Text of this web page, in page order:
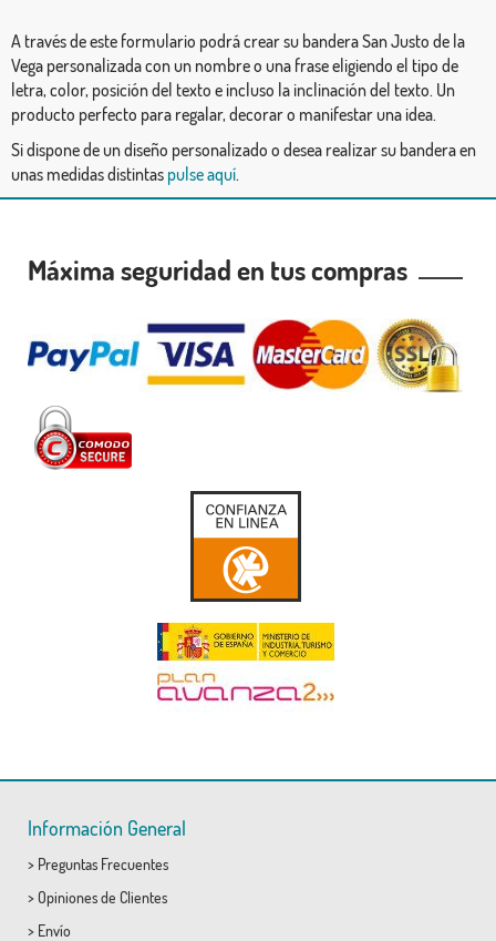
A través de este formulario podrá crear su bandera San Justo de la
Vega personalizada con un nombre o una frase eligiendo el tipo de
letra, color, posición del texto e incluso la inclinación del texto. Un
producto perfecto para regalar, decorar o manifestar una idea.
Si dispone de un diseño personalizado o desea realizar su bandera en
unas medidas distintas pulse aquí.
Máxima seguridad en tus compras
Información General
> Preguntas Frecuentes
> Opiniones de Clientes
> Envío